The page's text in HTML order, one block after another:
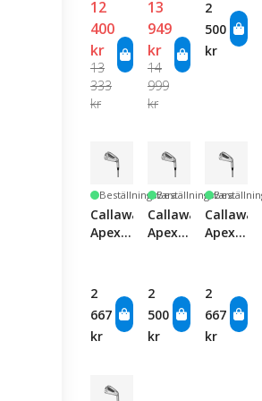
Graphite
12
400
kr
13
333
kr
13
949
kr
14
999
kr
Club
2
500
kr
Beställningsvara
Callaway
Apex
Graphite
-
Single
Club
2
667
kr
Beställningsvara
Callaway
Apex
Single
Club
2
500
kr
Callaway
Apex
Graphite
-
Single
Club
2
667
kr